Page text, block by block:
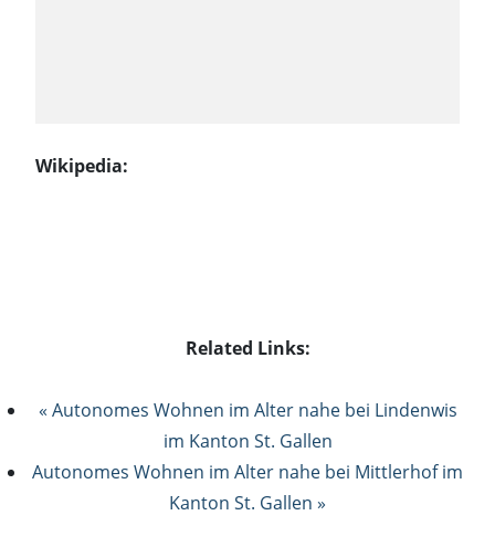
Wikipedia:
Related Links:
« Autonomes Wohnen im Alter nahe bei Lindenwis
im Kanton St. Gallen
Autonomes Wohnen im Alter nahe bei Mittlerhof im
Kanton St. Gallen »